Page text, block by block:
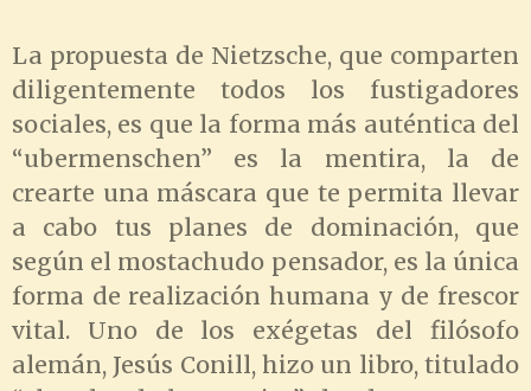
La propuesta de Nietzsche, que comparten
diligentemente todos los fustigadores
sociales, es que la forma más auténtica del
“ubermenschen” es la mentira, la de
crearte una máscara que te permita llevar
a cabo tus planes de dominación, que
según el mostachudo pensador, es la única
forma de realización humana y de frescor
vital. Uno de los exégetas del filósofo
alemán, Jesús Conill, hizo un libro, titulado